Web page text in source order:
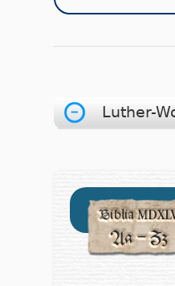
Luther-